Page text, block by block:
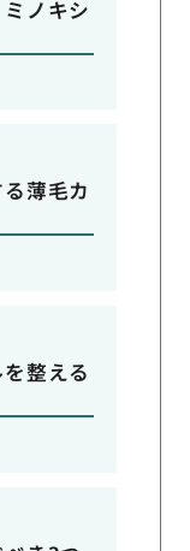
ノキシ
薄毛カ
整える